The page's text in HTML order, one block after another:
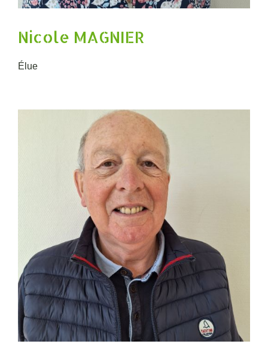
Nicole MAGNIER
Élue